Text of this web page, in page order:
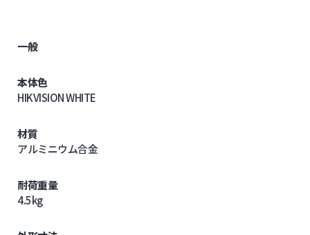
一般
本体色
HIKVISION WHITE
材質
アルミニウム合金
耐荷重量
4.5kg